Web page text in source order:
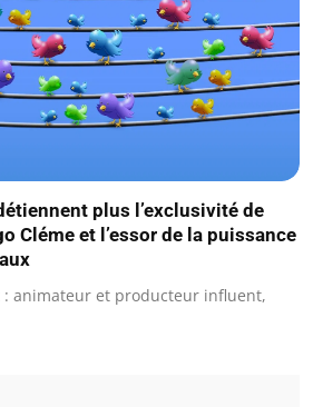
plus l’exclusivité de
Cléme et l’essor de la puissance
: animateur et producteur influent,